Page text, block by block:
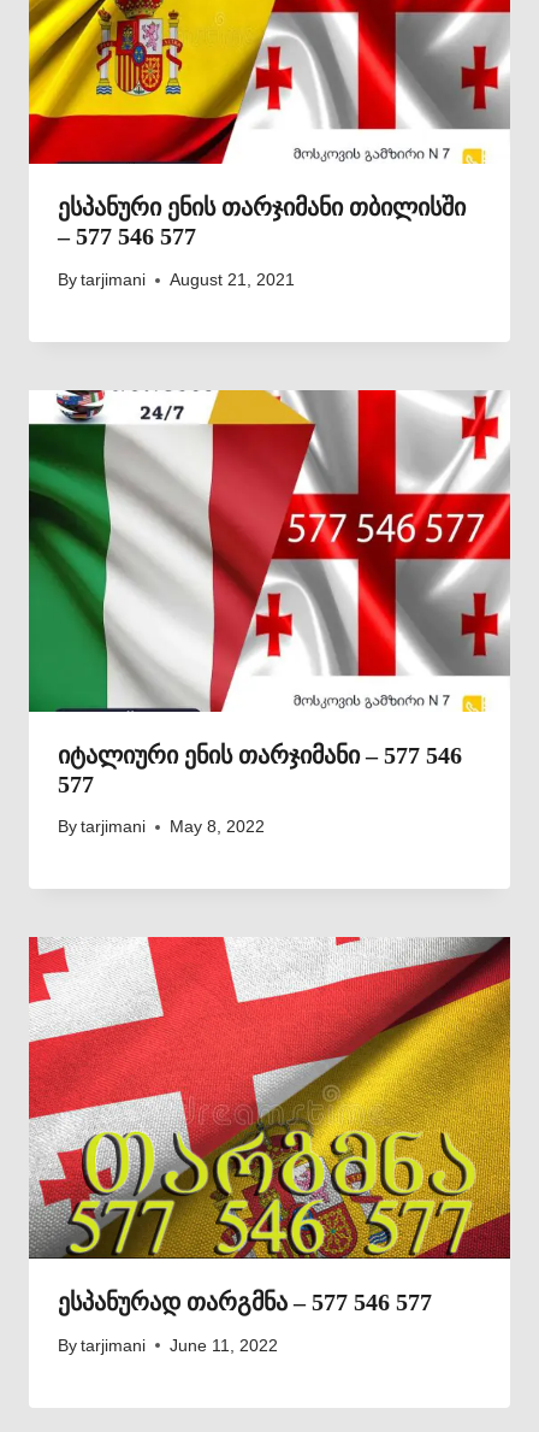
ესპანური ენის თარჯიმანი თბილისში
– 577 546 577
By tarjimani August 21, 2021
იტალიური ენის თარჯიმანი – 577 546
577
By tarjimani May 8, 2022
ესპანურად თარგმნა – 577 546 577
By tarjimani June 11, 2022